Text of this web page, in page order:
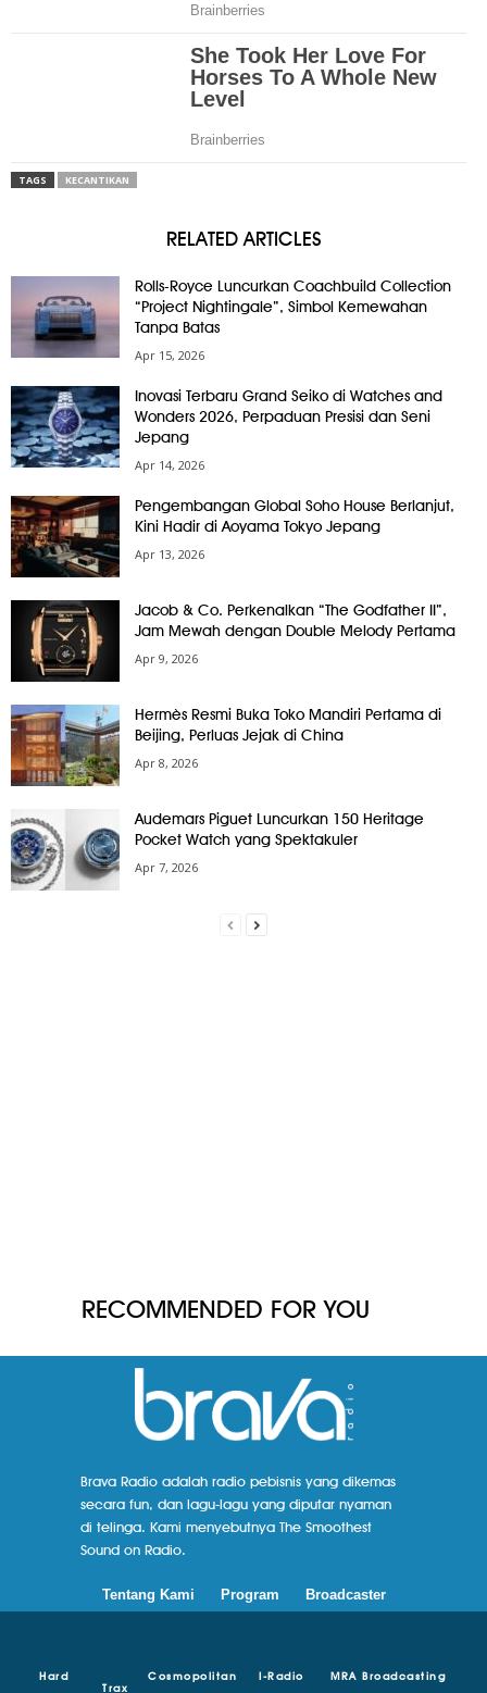
TAGS KECANTIKAN
RELATED ARTICLES
Rolls-Royce Luncurkan Coachbuild Collection
“Project Nightingale”, Simbol Kemewahan
Tanpa Batas
Apr 15, 2026
Inovasi Terbaru Grand Seiko di Watches and
Wonders 2026, Perpaduan Presisi dan Seni
Jepang
Apr 14, 2026
Pengembangan Global Soho House Berlanjut,
Kini Hadir di Aoyama Tokyo Jepang
Apr 13, 2026
Jacob & Co. Perkenalkan “The Godfather II”,
Jam Mewah dengan Double Melody Pertama
Apr 9, 2026
Hermès Resmi Buka Toko Mandiri Pertama di
Beijing, Perluas Jejak di China
Apr 8, 2026
Audemars Piguet Luncurkan 150 Heritage
Pocket Watch yang Spektakuler
Apr 7, 2026
RECOMMENDED FOR YOU
Brava Radio adalah radio pebisnis yang dikemas
secara fun, dan lagu-lagu yang diputar nyaman
di telinga. Kami menyebutnya The Smoothest
Sound on Radio.
Tentang Kami Program Broadcaster
Hard
Trax
Cosmopolitan
I-Radio
MRA Broadcasting